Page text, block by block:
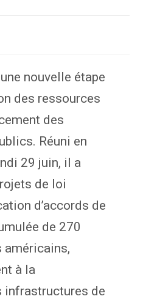
nouvelle étape
des ressources
des
Réuni en
29 juin, il a
de loi
d’accords de
de 270
à la
infrastructures de